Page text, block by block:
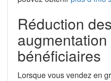
Réduction
bénéficiaires
Lorsque vous vendez en